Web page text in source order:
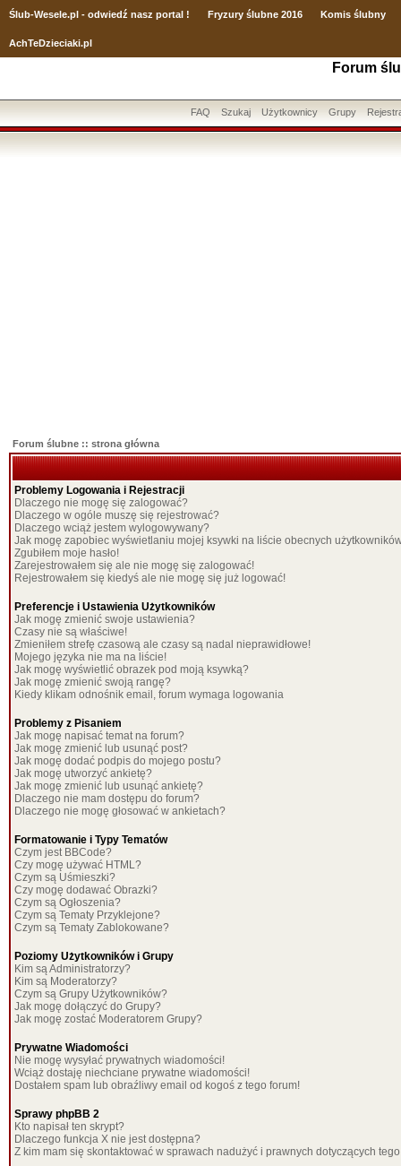
Ślub-Wesele.pl - odwiedź nasz portal ! Fryzury ślubne 2016 Komis ślubny
AchTeDzieciaki.pl
Forum
FAQ Szukaj Użytkownicy Grupy
Forum ślubne :: strona główna
Problemy Logowania i Rejestracji
Dlaczego nie mogę się zalogować?
Dlaczego w ogóle muszę się rejestrować?
Dlaczego wciąż jestem wylogowywany?
Jak mogę zapobiec wyświetlaniu mojej ksywki na liście obecnych
Zgubiłem moje hasło!
Zarejestrowałem się ale nie mogę się zalogować!
Rejestrowałem się kiedyś ale nie mogę się już logować!
Preferencje i Ustawienia Użytkowników
Jak mogę zmienić swoje ustawienia?
Czasy nie są właściwe!
Zmieniłem strefę czasową ale czasy są nadal nieprawidłowe!
Mojego języka nie ma na liście!
Jak mogę wyświetlić obrazek pod moją ksywką?
Jak mogę zmienić swoją rangę?
Kiedy klikam odnośnik email, forum wymaga logowania
Problemy z Pisaniem
Jak mogę napisać temat na forum?
Jak mogę zmienić lub usunąć post?
Jak mogę dodać podpis do mojego postu?
Jak mogę utworzyć ankietę?
Jak mogę zmienić lub usunąć ankietę?
Dlaczego nie mam dostępu do forum?
Dlaczego nie mogę głosować w ankietach?
Formatowanie i Typy Tematów
Czym jest BBCode?
Czy mogę używać HTML?
Czym są Uśmieszki?
Czy mogę dodawać Obrazki?
Czym są Ogłoszenia?
Czym są Tematy Przyklejone?
Czym są Tematy Zablokowane?
Poziomy Użytkowników i Grupy
Kim są Administratorzy?
Kim są Moderatorzy?
Czym są Grupy Użytkowników?
Jak mogę dołączyć do Grupy?
Jak mogę zostać Moderatorem Grupy?
Prywatne Wiadomości
Nie mogę wysyłać prywatnych wiadomości!
Wciąż dostaję niechciane prywatne wiadomości!
Dostałem spam lub obraźliwy email od kogoś z tego forum!
Sprawy phpBB 2
Kto napisał ten skrypt?
Dlaczego funkcja X nie jest dostępna?
Z kim mam się skontaktować w sprawach nadużyć i prawnych dotyczących